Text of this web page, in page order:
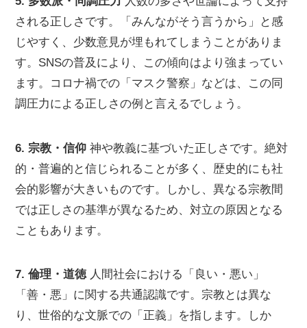
される正しさです。「みんながそう言うから」と感
じやすく、少数意見が埋もれてしまうことがありま
す。SNSの普及により、この傾向はより強まってい
ます。コロナ禍での「マスク警察」などは、この同
調圧力による正しさの例と言えるでしょう。
6. 宗教・信仰 神や教義に基づいた正しさです。絶対
的・普遍的と信じられることが多く、歴史的にも社
会的影響が大きいものです。しかし、異なる宗教間
では正しさの基準が異なるため、対立の原因となる
こともあります。
7. 倫理・道徳人間社会における「良い・悪い」
「善・悪」に関する共通認識です。宗教とは異な
り、世俗的な文脈での「正義」を指します。しか